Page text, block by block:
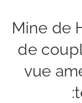
Mine de
de
vue